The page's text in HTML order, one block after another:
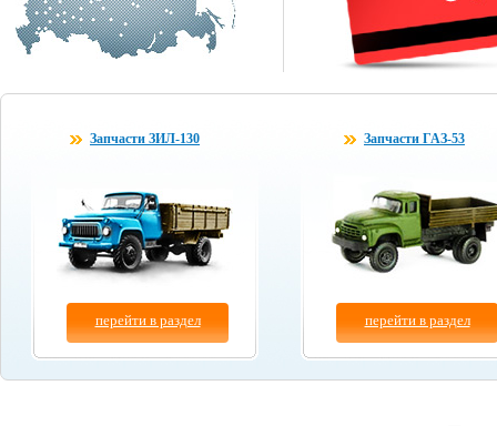
Запчасти ЗИЛ-130
перейти в раздел
Запчасти ГАЗ-53
перейти в раздел